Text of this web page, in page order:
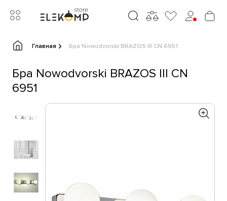
Главная Бра Nowodvorski BRAZOS III CN 6951
Бра Nowodvorski BRAZOS III CN
6951